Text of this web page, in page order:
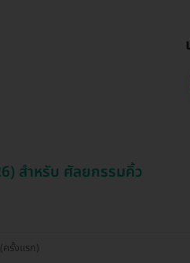
สำหรับ ศัลยกรรมคิ้ว
รั้งแรก)